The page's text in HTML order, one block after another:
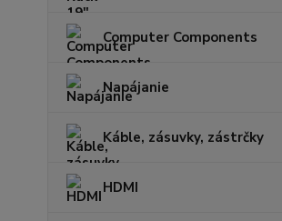
Computer Components
Napájanie
Káble, zásuvky, zástrčky
HDMI